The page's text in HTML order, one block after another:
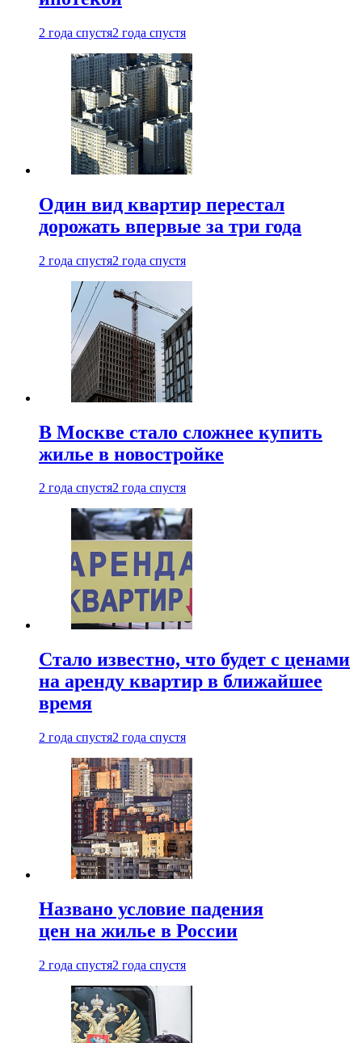
2 года спустя2 года спустя
Один вид квартир перестал
дорожать впервые за три года
2 года спустя2 года спустя
В Москве стало сложнее купить
жилье в новостройке
2 года спустя2 года спустя
Стало известно, что будет с ценами
на аренду квартир в ближайшее
время
2 года спустя2 года спустя
Названо условие падения
цен на жилье в России
2 года спустя2 года спустя